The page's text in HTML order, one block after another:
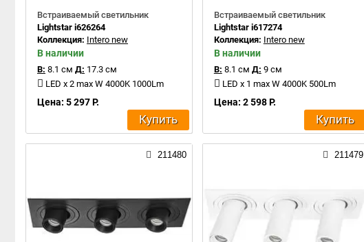
Встраиваемый светильник
Lightstar i626264
Коллекция: Intero new
В наличии
В: 8.1 см Д: 17.3 см
LED x 2 max W 4000K 1000Lm
Цена: 5 297 Р.
Купить
Встраиваемый светильник
Lightstar i617274
Коллекция: Intero new
В наличии
В: 8.1 см Д: 9 см
LED x 1 max W 4000K 500Lm
Цена: 2 598 Р.
Купить
211480 211479